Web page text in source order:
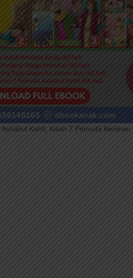
Kahfi; Kisah 7 Pemuda Beriman